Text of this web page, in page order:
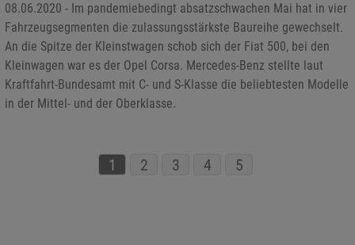
08.06.2020 - Im pandemiebedingt absatzschwachen Mai hat in vier
Fahrzeugsegmenten die zulassungsstärkste Baureihe gewechselt.
An die Spitze der Kleinstwagen schob sich der Fiat 500, bei den
Kleinwagen war es der Opel Corsa. Mercedes-Benz stellte laut
Kraftfahrt-Bundesamt mit C- und S-Klasse die beliebtesten Modelle
in der Mittel- und der Oberklasse.
1 2 3 4 5